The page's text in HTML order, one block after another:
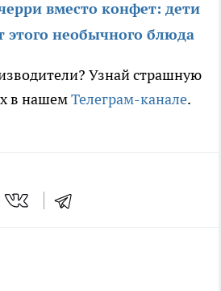
вместо конфет: дети
этого необычного блюда
Узнай страшную
в нашемТелеграм-канале.